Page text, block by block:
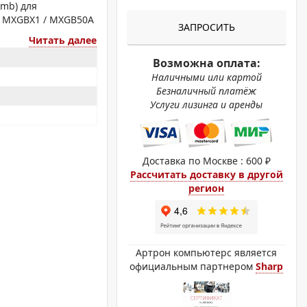
ПРИНТЕРЫ
для
/ MXGB50A
Читать далее
ЗАПРОСИТЬ
Возможна оплата:
Наличными или картой
Безналичный платёж
Услуги лизинга и аренды
Доставка по Москве : 600 ₽
Рассчитать доставку в другой
регион
Артрон компьютерс является
официальным партнеромSharp